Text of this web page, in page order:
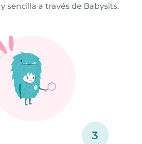
sencilla a través de Babysits.
3